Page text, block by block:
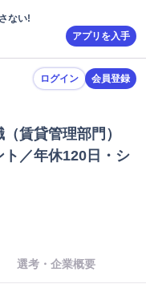
ない!
アプリを入手
ログイン 会員登録
賃貸管理部門）
ト／年休120日・シ
選考・企業概要